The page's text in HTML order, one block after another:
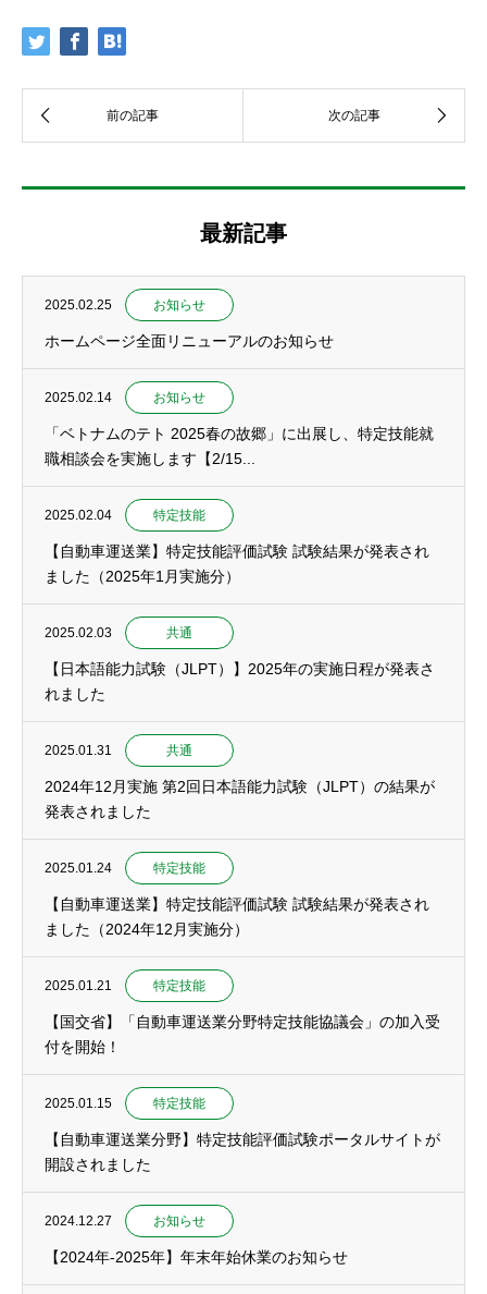
最新記事
2025.02.25 お知らせ
ホームページ全面リニューアルのお知らせ
2025.02.14 お知らせ
「ベトナムのテト 2025春の故郷」に出展し、特定技能就
職相談会を実施します【2/15...
2025.02.04 特定技能
【自動車運送業】特定技能評価試験 試験結果が発表され
ました（2025年1月実施分）
2025.02.03 共通
【日本語能力試験（JLPT）】2025年の実施日程が発表さ
れました
2025.01.31 共通
2024年12月実施 第2回日本語能力試験（JLPT）の結果が
発表されました
2025.01.24 特定技能
【自動車運送業】特定技能評価試験 試験結果が発表され
ました（2024年12月実施分）
2025.01.21 特定技能
【国交省】「自動車運送業分野特定技能協議会」の加入受
付を開始！
2025.01.15 特定技能
【自動車運送業分野】特定技能評価試験ポータルサイトが
開設されました
2024.12.27 お知らせ
【2024年-2025年】年末年始休業のお知らせ